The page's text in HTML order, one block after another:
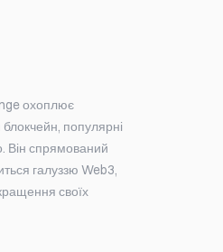
охоплює
популярні
Він спрямований
галуззю Web3,
своїх